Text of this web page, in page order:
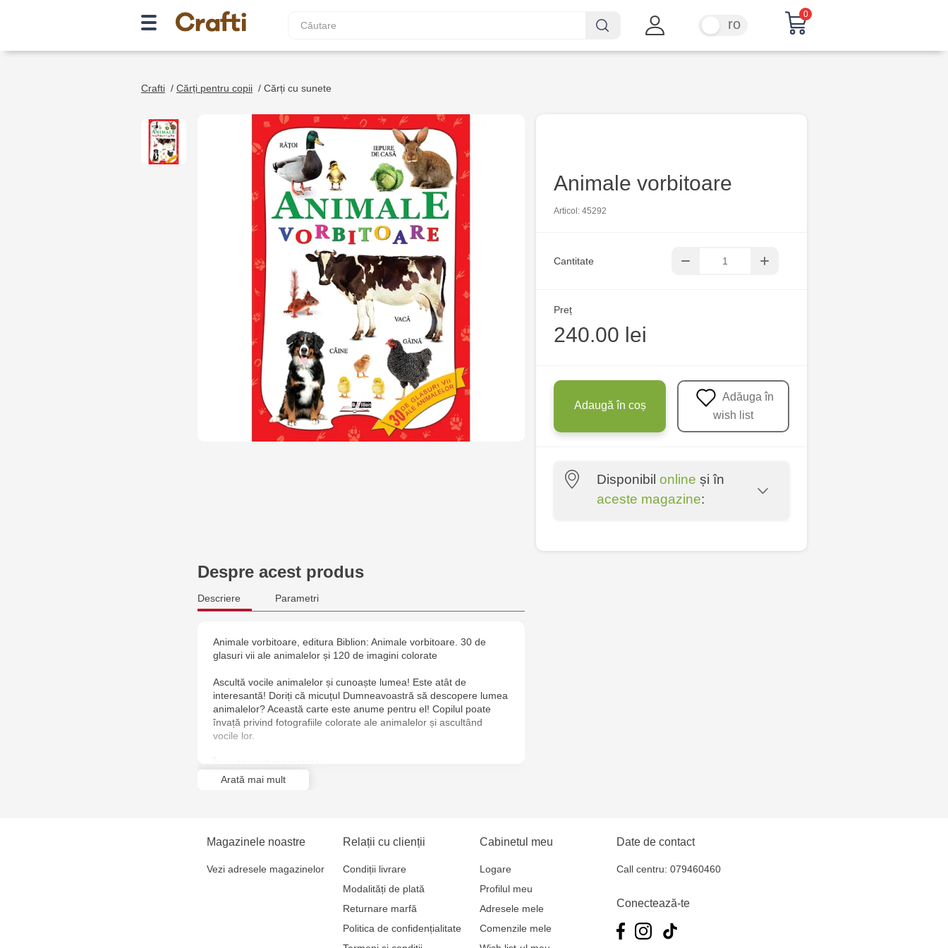
ro
0
Crafti / Cărți pentru copii / Cărți cu sunete
Animale vorbitoare
Articol: 45292
Cantitate
Preț
240.00 lei
Adaugă în coș
wish list
Disponibil online și în
aceste magazine:
10/1
Socoleni, 7
Multistore Centru - bd. Cantemir,
Despre acest produs
Descriere Parametri
Animale vorbitoare, editura Biblion: Animale vorbitoare. 30 de
glasuri vii ale animalelor și 120 de imagini colorate
Ascultă vocile animalelor și cunoaște lumea! Este atât de
interesantă! Doriți că micuțul Dumneavoastră să descopere lumea
animalelor? Această carte este anume pentru el! Copilul poate
învață privind fotografiile colorate ale animalelor și ascultând
vocile lor.
• Animale din grădina; zoologică
• Mame și pui;
Arată mai mult
Magazinele noastre
Vezi adresele magazinelor
Relații cu clienții
Condiții livrare
Modalități de plată
Returnare marfă
Politica de confidențialitate
Cabinetul meu
Logare
Profilul meu
Adresele mele
Comenzile mele
Date de contact
Call centru: 079460460
Conectează-te